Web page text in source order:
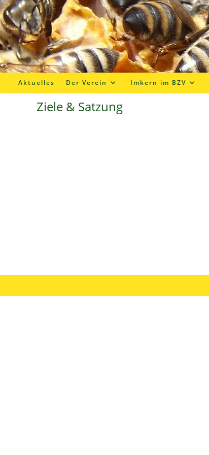
Zum
Inhalt
springen
Aktuelles Der Verein Imkern im BZV
Ziele & Satzung